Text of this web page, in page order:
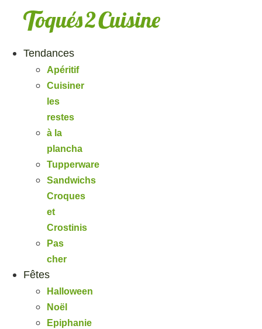
Tendances
Apéritif
Cuisiner
les
restes
à la
plancha
Tupperware
Sandwichs
Croques
et
Crostinis
Pas
cher
Fêtes
Halloween
Noël
Epiphanie